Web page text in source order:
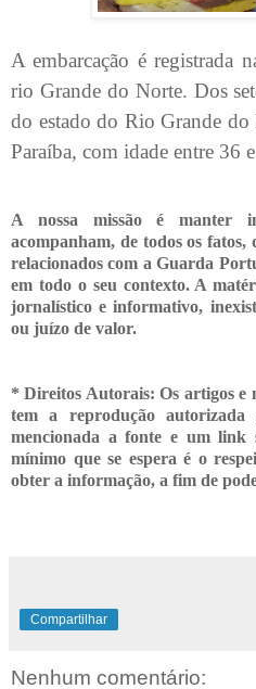
A embarcação é registrada
rio Grande do Norte. Dos
do estado do Rio Grande do
Paraíba, com idade entre 36
A nossa missão é manter
acompanham, de todos os
relacionados com a Guarda
em todo o seu contexto. A
jornalístico e informativo,
ou juízo
* Direitos Autorais: Os artigos e
tem a reprodução autorizada
mencionada a fonte e um link
mínimo que se espera é o
obter a informação, a fim de
Compartilhar
Nenhum comentário: